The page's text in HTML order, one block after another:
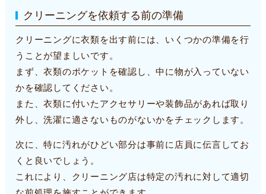
クリーニングを依頼する前の準備
クリーニングに衣類を出す前には、いくつかの準備を行
うことが望ましいです。
まず、衣類のポケットを確認し、中に物が入っていない
かを確認してください。
また、衣類に付いたアクセサリーや装飾品があれば取り
外し、洗濯に適さないものがないかをチェックします。
次に、特に汚れがひどい部分は事前に店員に伝言してお
くと良いでしょう。
これにより、クリーニング店は特定の汚れに対して適切